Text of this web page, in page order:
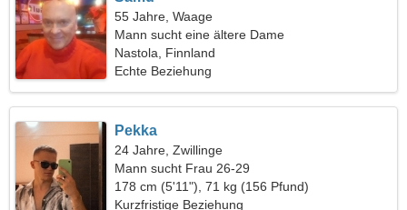
55 Jahre, Waage
Mann sucht eine ältere Dame
Nastola, Finnland
Echte Beziehung
Pekka
24 Jahre, Zwillinge
Mann sucht Frau 26-29
178 cm (5'11"), 71 kg (156 Pfund)
Kurzfristige Beziehung